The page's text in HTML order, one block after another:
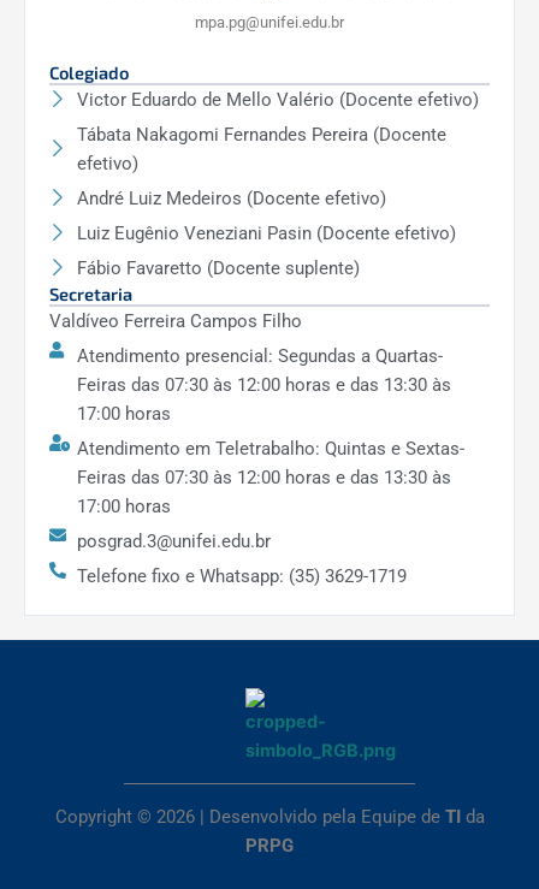
mpa.pg@unifei.edu.br
Colegiado
Victor Eduardo de Mello Valério (Docente efetivo)
Tábata Nakagomi Fernandes Pereira (Docente
efetivo)
André Luiz Medeiros (Docente efetivo)
Luiz Eugênio Veneziani Pasin (Docente efetivo)
Fábio Favaretto (Docente suplente)
Secretaria
Valdíveo Ferreira Campos Filho
Atendimento presencial: Segundas a Quartas-
Feiras das 07:30 às 12:00 horas e das 13:30 às
17:00 horas
Atendimento em Teletrabalho: Quintas e Sextas-
Feiras das 07:30 às 12:00 horas e das 13:30 às
17:00 horas
posgrad.3@unifei.edu.br
Telefone fixo e Whatsapp: (35) 3629-1719
Copyright © 2026 | Desenvolvido pela Equipe de TI da
PRPG